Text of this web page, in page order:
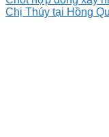
Chị Thúy tại Hồng